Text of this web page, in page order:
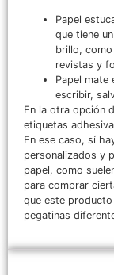
Papel
que tiene
brillo, como
revistas y
Papel mate
escribir,
En la otra opción
etiquetas
En ese caso, sí
personalizados y
papel, como
para comprar
que este
pegatinas